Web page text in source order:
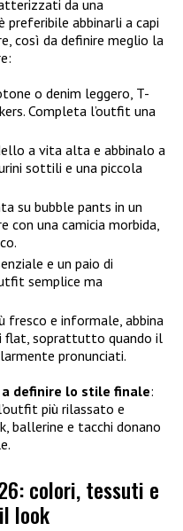
da una
abbinarli a capi
così da definire meglio la
o denim leggero, T-
Completa l’outfit una
a vita alta e abbinalo a
sottili e una piccola
su bubble pants in un
con una camicia morbida,
e un paio di
semplice ma
fresco e informale, abbina
flat, soprattutto quando il
pronunciati.
definire lo stile finale:
più rilassato e
ballerine e tacchi donano
colori, tessuti e
look